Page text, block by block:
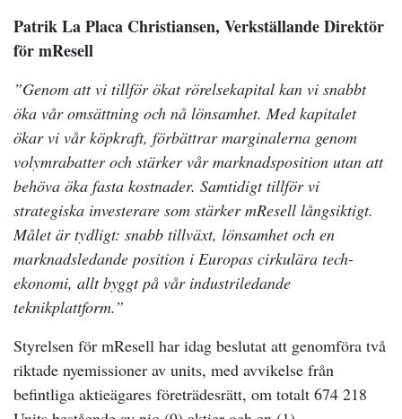
Patrik La Placa Christiansen, Verkställande Direktör
för mResell
”Genom att vi tillför ökat rörelsekapital kan vi snabbt
öka vår omsättning och nå lönsamhet. Med kapitalet
ökar vi vår köpkraft, förbättrar marginalerna genom
volymrabatter och stärker vår marknadsposition utan att
behöva öka fasta kostnader. Samtidigt tillför vi
strategiska investerare som stärker mResell långsiktigt.
Målet är tydligt: snabb tillväxt, lönsamhet och en
marknadsledande position i Europas cirkulära tech-
ekonomi, allt byggt på vår industriledande
teknikplattform.”
Styrelsen för mResell har idag beslutat att genomföra två
riktade nyemissioner av units, med avvikelse från
befintliga aktieägares företrädesrätt, om totalt 674 218